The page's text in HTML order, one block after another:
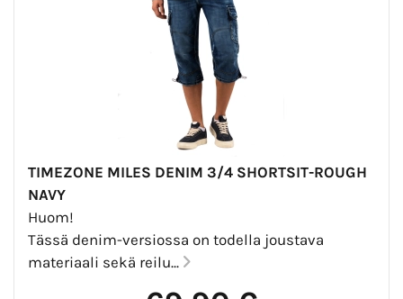
TIMEZONE MILES DENIM 3/4 SHORTSIT-ROUGH
NAVY
Huom!
Tässä denim-versiossa on todella joustava
materiaali sekä reilu...